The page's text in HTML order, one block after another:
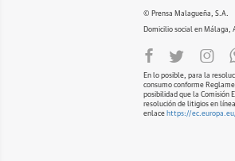
© Prensa Malagueña, S.A.
Domicilio social en Málaga,
En lo posible, para la
consumo conforme
posibilidad que la Comisión
resolución de litigios en
enlace https://